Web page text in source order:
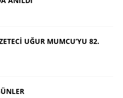
UĞUR MUMCU’YU 82.